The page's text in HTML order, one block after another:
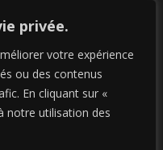
privée.
votre expérience
ou des contenus
En cliquant sur «
notre utilisation des